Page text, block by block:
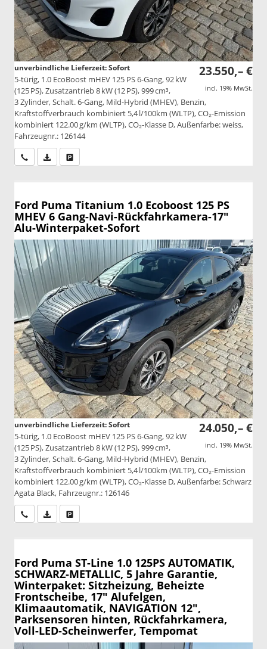
23.550,– €
incl. 19% MwSt.
unverbindliche Lieferzeit: Sofort
5-türig, 1.0 EcoBoost mHEV 125 PS 6-Gang, 92 kW
(125 PS), Zusatzantrieb 8 kW (12 PS), 999 cm³,
3 Zylinder, Schalt. 6-Gang, Mild-Hybrid (MHEV), Benzin,
Kraftstoffverbrauch kombiniert 5,4 l/100km (WLTP), CO₂-Emission
kombiniert 122.00 g/km (WLTP), CO₂-Klasse D, Außenfarbe: weiss,
Fahrzeugnr.: 126144
Wir rufen Sie anPDF-Datei, Fahrzeugexposé drucken
Ford Puma Titanium 1.0 Ecoboost 125 PS
MHEV 6 Gang-Navi-Rückfahrkamera-17"
Alu-Winterpaket-Sofort
24.050,– €
incl. 19% MwSt.
unverbindliche Lieferzeit: Sofort
5-türig, 1.0 EcoBoost mHEV 125 PS 6-Gang, 92 kW
(125 PS), Zusatzantrieb 8 kW (12 PS), 999 cm³,
3 Zylinder, Schalt. 6-Gang, Mild-Hybrid (MHEV), Benzin,
Kraftstoffverbrauch kombiniert 5,4 l/100km (WLTP), CO₂-Emission
kombiniert 122.00 g/km (WLTP), CO₂-Klasse D, Außenfarbe: Schwarz
Agata Black, Fahrzeugnr.: 126146
Wir rufen Sie anPDF-Datei, Fahrzeugexposé drucken
Ford Puma ST-Line 1.0 125PS AUTOMATIK,
SCHWARZ-METALLIC, 5 Jahre Garantie,
Winterpaket: Sitzheizung, Beheizte
Frontscheibe, 17" Alufelgen,
Klimaautomatik, NAVIGATION 12",
Parksensoren hinten, Rückfahrkamera,
Voll-LED-Scheinwerfer, Tempomat